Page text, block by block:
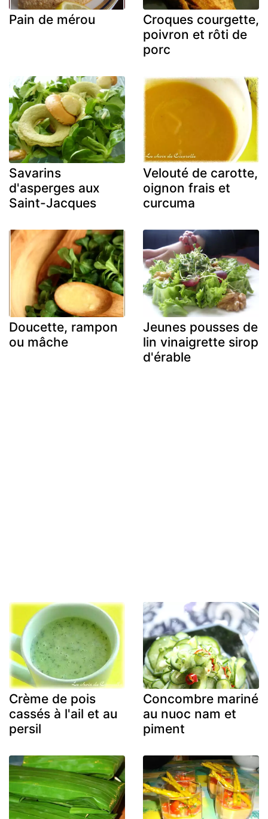
Pain de mérou
Croques courgette,
poivron et rôti de
porc
Savarins
d'asperges aux
Saint-Jacques
Velouté de carotte,
oignon frais et
curcuma
Doucette, rampon
ou mâche
Jeunes pousses de
lin vinaigrette sirop
d'érable
Crème de pois
cassés à l'ail et au
persil
Concombre mariné
au nuoc nam et
piment